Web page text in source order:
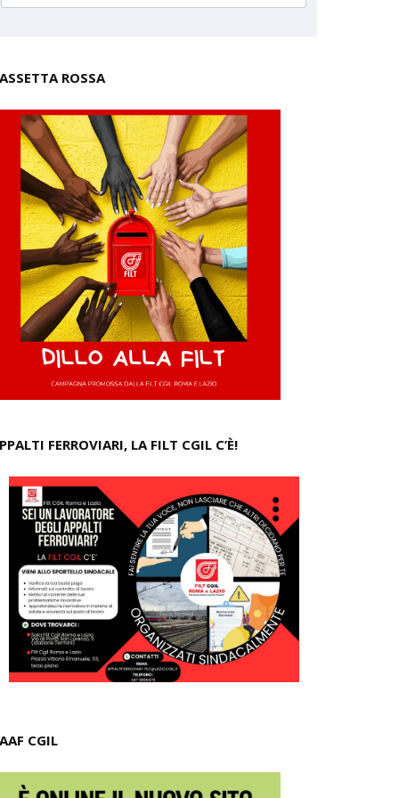
ROSSA
FERROVIARI, LA FILT CGIL C’È!
CGIL